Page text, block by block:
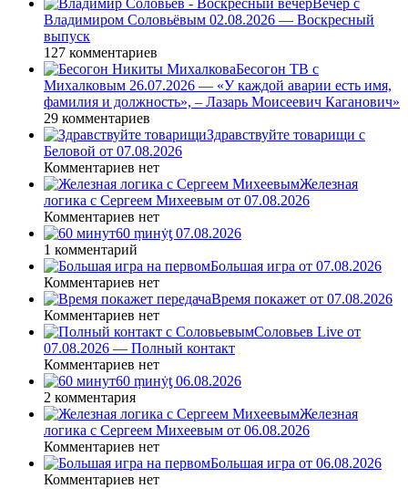
Владимиром Соловьёвым 02.08.2026 — Воскресный
выпуск
127 комментариев
Бесогон ТВ с
Михалковым 26.07.2026 — «У каждой аварии есть имя,
фамилия и должность», – Лазарь Моисеевич Каганович»
29 комментариев
Здравствуйте товарищи с
Беловой от 07.08.2026
Комментариев нет
Железная
логика с Сергеем Михеевым от 07.08.2026
Комментариев нет
60 ṃинẏƫ 07.08.2026
1 комментарий
Большая игра от 07.08.2026
Комментариев нет
Время покажет от 07.08.2026
Комментариев нет
Соловьев Live от
07.08.2026 — Полный контакт
Комментариев нет
60 ṃинẏƫ 06.08.2026
2 комментария
Железная
логика с Сергеем Михеевым от 06.08.2026
Комментариев нет
Большая игра от 06.08.2026
Комментариев нет